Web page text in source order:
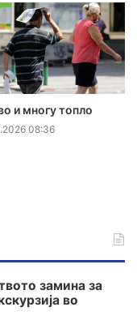
и многу топло
08:36
замина за
во